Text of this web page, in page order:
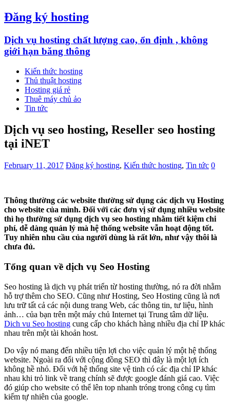
Đăng ký hosting
Dịch vụ hosting chất lượng cao, ổn định , không
giới hạn băng thông
Kiến thức hosting
Thủ thuật hosting
Hosting giá rẻ
Thuê máy chủ ảo
Tin tức
Dịch vụ seo hosting, Reseller seo hosting
tại iNET
February 11, 2017 Đăng ký hosting, Kiến thức hosting, Tin tức 0
Thông thường các website thường sử dụng các dịch vụ Hosting
cho website của mình. Đối với các đơn vị sử dụng nhiều website
thì họ thường sử dụng dịch vụ seo hosting nhằm tiết kiệm chi
phí, dễ dàng quản lý mà hệ thống website vẫn hoạt động tốt.
Tuy nhiên nhu cầu của người dùng là rất lớn, như vậy thôi là
chưa đủ.
Tổng quan về dịch vụ Seo Hosting
Seo hosting là dịch vụ phát triển từ hosting thường, nó ra đời nhằm
hỗ trợ thêm cho SEO. Cũng như Hosting, Seo Hosting cũng là nơi
lưu trữ tất cả các nội dung trang Web, các thông tin, tư liệu, hình
ảnh… của bạn trên một máy chủ Internet tại Trung tâm dữ liệu.
Dich vu Seo hosting cung cấp cho khách hàng nhiều địa chỉ IP khác
nhau trên một tài khoản host.
Do vậy nó mang đến nhiều tiện lợi cho việc quản lý một hệ thống
website. Ngoài ra đối với cộng đồng SEO thì đây là một lợi ích
không hề nhỏ. Đối với hệ thống site vệ tinh có các địa chỉ IP khác
nhau khi trỏ link về trang chính sẽ được google đánh giá cao. Việc
đó giúp cho website có thể lên top nhanh tróng trong công cụ tìm
kiếm tự nhiên của google.